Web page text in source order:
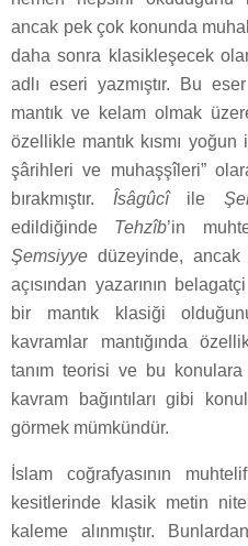
ancak pek çok konunda
daha sonra klasikleşecek
adlı eseri yazmıştır. Bu
mantık ve kelam olmak
özellikle mantık kısmı
şârihleri ve muhaşşîleri”
bırakmıştır. Îsâgûcîile
edildiğinde Tehzîb’in
Şemsiyye düzeyinde,
açısından yazarının
bir mantık klasiği
kavramlar mantığında
tanım teorisi ve bu
kavram bağıntıları gibi
görmek mümkündür.
İslam coğrafyasının
kesitlerinde klasik metin
kaleme alınmıştır.